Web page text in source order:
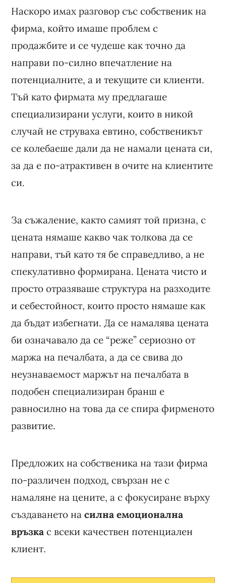
Наскоро имах разговор със собственик на
фирма, който имаше проблем с
продажбите и се чудеше как точно да
направи по-силно впечатление на
потенциалните, а и текущите си клиенти.
Тъй като фирмата му предлагаше
специализирани услуги, които в никой
случай не струваха евтино, собственикът
се колебаеше дали да не намали цената си,
за да е по-атрактивен в очите на клиентите
си.
За съжаление, както самият той призна, с
цената нямаше какво чак толкова да се
направи, тъй като тя бе справедливо, а не
спекулативно формирана. Цената чисто и
просто отразяваше структура на разходите
и себестойност, които просто нямаше как
да бъдат избегнати. Да се намалява цената
би означавало да се “реже” сериозно от
маржа на печалбата, а да се свива до
неузнаваемост маржът на печалбата в
подобен специализиран бранш е
равносилно на това да се спира фирменото
развитие.
Предложих на собственика на тази фирма
по-различен подход, свързан не с
намаляне на цените, а с фокусиране върху
създаването насилна емоционална
връзка с всеки качествен потенциален
клиент.